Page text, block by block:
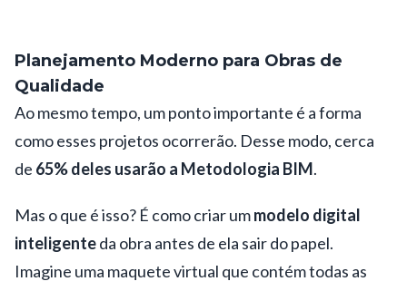
Planejamento Moderno para Obras de
Qualidade
Ao mesmo tempo, um ponto importante é a forma
como esses projetos ocorrerão. Desse modo, cerca
de 65% deles usarão a Metodologia BIM.
Mas o que é isso? É como criar ummodelo digital
inteligenteda obra antes de ela sair do papel.
Imagine uma maquete virtual que contém todas as